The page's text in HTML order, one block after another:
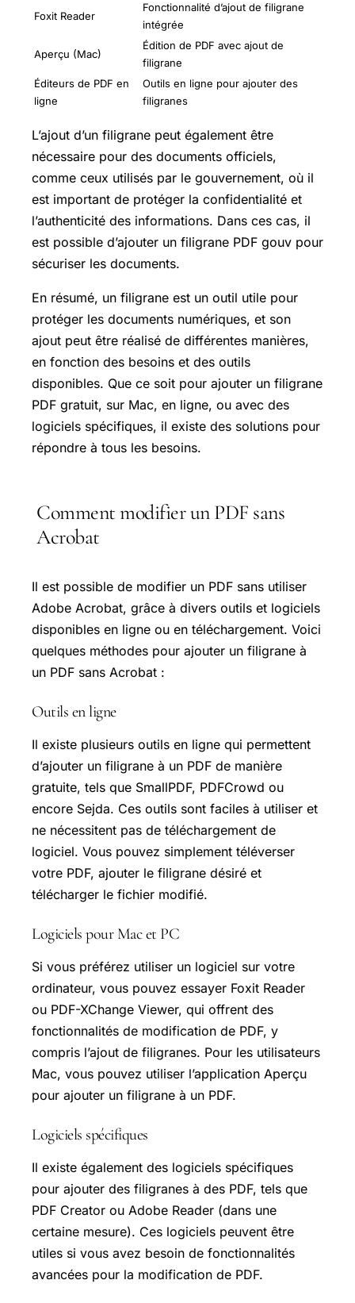
Foxit Reader
Fonctionnalité d’ajout de filigrane
intégrée
Aperçu (Mac)
Édition de PDF avec ajout de
filigrane
Éditeurs de PDF en
ligne
Outils en ligne pour ajouter des
filigranes
L’ajout d’un filigrane peut également être
nécessaire pour des documents officiels,
comme ceux utilisés par le gouvernement, où il
est important de protéger la confidentialité et
l’authenticité des informations. Dans ces cas, il
est possible d’ajouter un filigrane PDF gouv pour
sécuriser les documents.
En résumé, un filigrane est un outil utile pour
protéger les documents numériques, et son
ajout peut être réalisé de différentes manières,
en fonction des besoins et des outils
disponibles. Que ce soit pour ajouter un filigrane
PDF gratuit, sur Mac, en ligne, ou avec des
logiciels spécifiques, il existe des solutions pour
répondre à tous les besoins.
Comment modifier un PDF sans
Acrobat
Il est possible de modifier un PDF sans utiliser
Adobe Acrobat, grâce à divers outils et logiciels
disponibles en ligne ou en téléchargement. Voici
quelques méthodes pour ajouter un filigrane à
un PDF sans Acrobat :
Outils en ligne
Il existe plusieurs outils en ligne qui permettent
d’ajouter un filigrane à un PDF de manière
gratuite, tels que SmallPDF, PDFCrowd ou
encore Sejda. Ces outils sont faciles à utiliser et
ne nécessitent pas de téléchargement de
logiciel. Vous pouvez simplement téléverser
votre PDF, ajouter le filigrane désiré et
télécharger le fichier modifié.
Logiciels pour Mac et PC
Si vous préférez utiliser un logiciel sur votre
ordinateur, vous pouvez essayer Foxit Reader
ou PDF-XChange Viewer, qui offrent des
fonctionnalités de modification de PDF, y
compris l’ajout de filigranes. Pour les utilisateurs
Mac, vous pouvez utiliser l’application Aperçu
pour ajouter un filigrane à un PDF.
Logiciels spécifiques
Il existe également des logiciels spécifiques
pour ajouter des filigranes à des PDF, tels que
PDF Creator ou Adobe Reader (dans une
certaine mesure). Ces logiciels peuvent être
utiles si vous avez besoin de fonctionnalités
avancées pour la modification de PDF.